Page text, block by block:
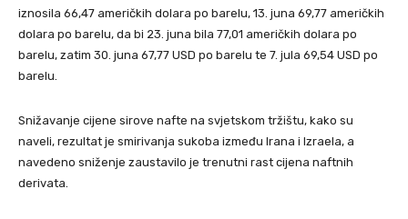
iznosila 66,47 američkih dolara po barelu, 13. juna 69,77 američkih
dolara po barelu, da bi 23. juna bila 77,01 američkih dolara po
barelu, zatim 30. juna 67,77 USD po barelu te 7. jula 69,54 USD po
barelu.
Snižavanje cijene sirove nafte na svjetskom tržištu, kako su
naveli, rezultat je smirivanja sukoba između Irana i Izraela, a
navedeno sniženje zaustavilo je trenutni rast cijena naftnih
derivata.